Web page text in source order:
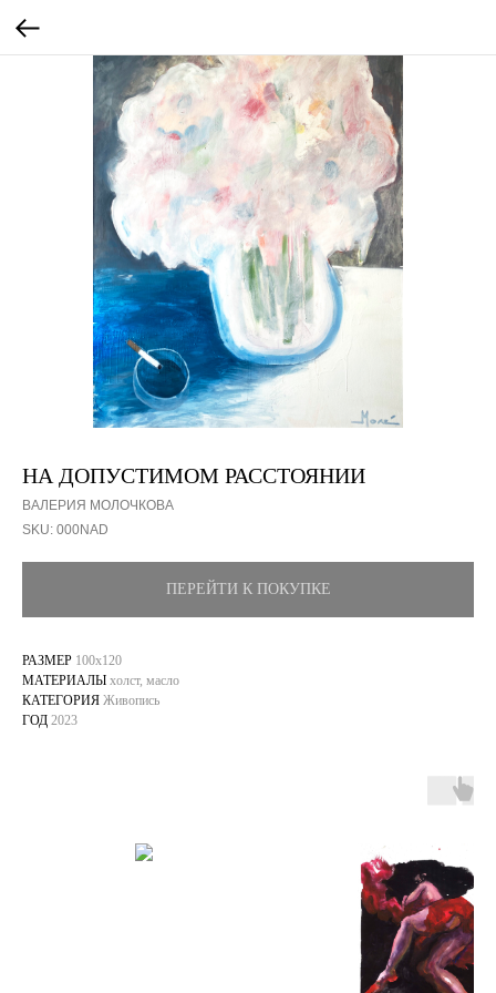
НА ДОПУСТИМОМ РАССТОЯНИИ
ВАЛЕРИЯ МОЛОЧКОВА
SKU: 000NAD
ПЕРЕЙТИ К ПОКУПКЕ
РАЗМЕР 100х120
МАТЕРИАЛЫ холст, масло
КАТЕГОРИЯ Живопись
ГОД 2023